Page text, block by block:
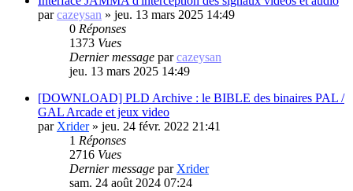
parcazeysan » jeu. 13 mars 2025 14:49
0 Réponses
1373 Vues
Dernier message parcazeysan
jeu. 13 mars 2025 14:49
[DOWNLOAD] PLD Archive : le BIBLE des binaires PAL /
GAL Arcade et jeux video
par Xrider» jeu. 24 févr. 2022 21:41
1 Réponses
2716 Vues
Dernier message par Xrider
sam. 24 août 2024 07:24